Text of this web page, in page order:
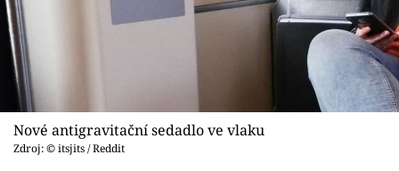
Nové antigravitační sedadlo ve vlaku
Zdroj: © itsjits / Reddit